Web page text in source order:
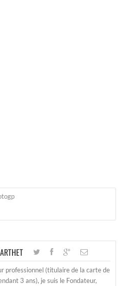
professionnel (titulaire de la carte de
3 ans), je suis le Fondateur,